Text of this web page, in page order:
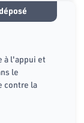
à l'appui et
le
contre la